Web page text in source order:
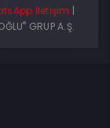
İletişim |
® GRUP A.Ş.